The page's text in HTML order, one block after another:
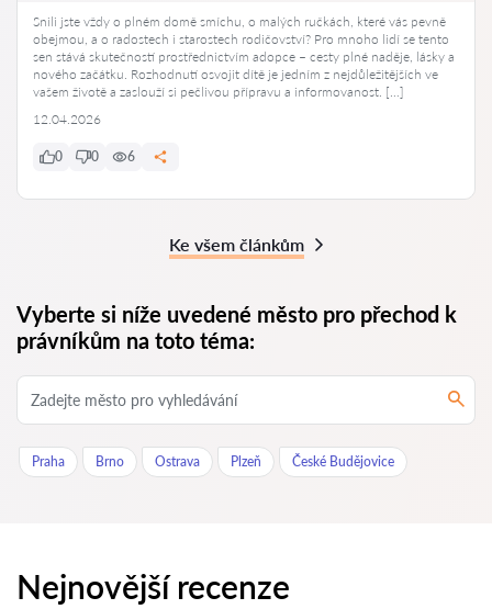
Snili jste vždy o plném domě smíchu, o malých ručkách, které vás pevně
obejmou, a o radostech i starostech rodičovství? Pro mnoho lidí se tento
sen stává skutečností prostřednictvím adopce – cesty plné naděje, lásky a
nového začátku. Rozhodnutí osvojit dítě je jedním z nejdůležitějších ve
vašem životě a zaslouží si pečlivou přípravu a informovanost. […]
12.04.2026
0 0 6
Ke všem článkům
Vyberte si níže uvedené město pro přechod k
právníkům na toto téma:
Praha Brno Ostrava Plzeň České Budějovice
Nejnovější recenze